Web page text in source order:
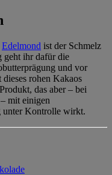
Edelmond ist der Schmelz
geht ihr dafür die
und vor
rohen Kakaos
das aber – bei
mit einigen
unter Kontrolle wirkt.